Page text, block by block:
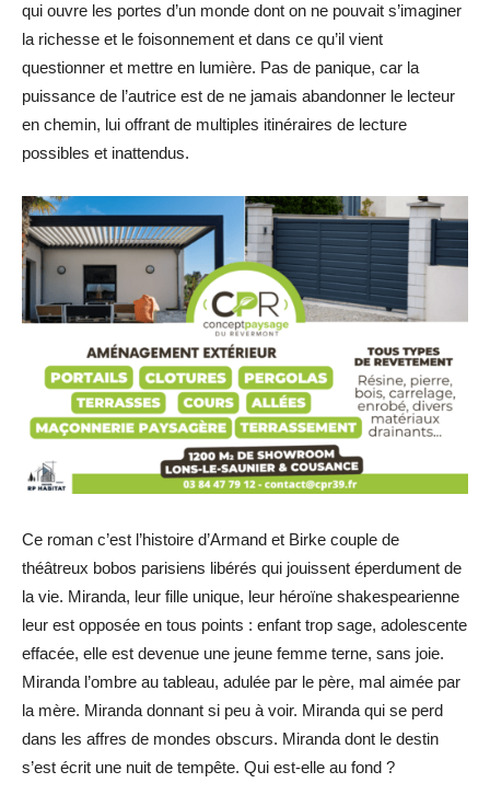
qui ouvre les portes d’un monde dont on ne pouvait s’imaginer
la richesse et le foisonnement et dans ce qu’il vient
questionner et mettre en lumière. Pas de panique, car la
puissance de l’autrice est de ne jamais abandonner le lecteur
en chemin, lui offrant de multiples itinéraires de lecture
possibles et inattendus.
Ce roman c’est l’histoire d’Armand et Birke couple de
théâtreux bobos parisiens libérés qui jouissent éperdument de
la vie. Miranda, leur fille unique, leur héroïne shakespearienne
leur est opposée en tous points : enfant trop sage, adolescente
effacée, elle est devenue une jeune femme terne, sans joie.
Miranda l’ombre au tableau, adulée par le père, mal aimée par
la mère. Miranda donnant si peu à voir. Miranda qui se perd
dans les affres de mondes obscurs. Miranda dont le destin
s’est écrit une nuit de tempête. Qui est-elle au fond ?